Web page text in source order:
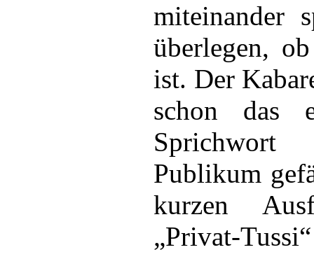
miteinander
überlegen,
ist. Der
schon das
Publikum
kurzen
„Privat-